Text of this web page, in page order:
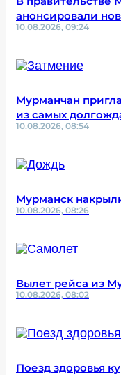
анонсировали
10.08.2026, 09:24
Мурманчан
из самых
10.08.2026, 08:54
Мурманск
10.08.2026, 08:26
Вылет рейса из
10.08.2026, 08:02
Поезд здоровья